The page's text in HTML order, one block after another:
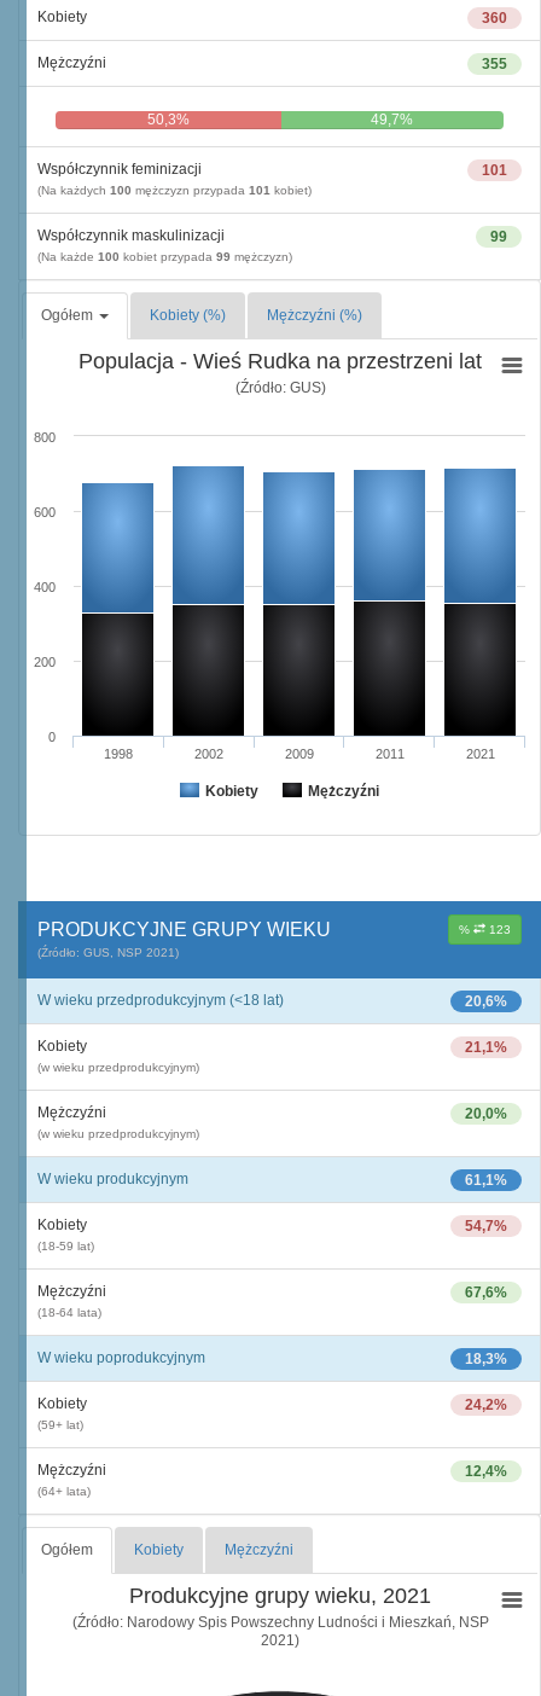
360
Kobiety
355
Mężczyźni
50,3% 49,7%
101
Współczynnik feminizacji
(Na każdych 100 mężczyzn przypada 101 kobiet)
99
Współczynnik maskulinizacji
(Na każde 100 kobiet przypada 99 mężczyzn)
Ogółem Kobiety (%) Mężczyźni (%)
Populacja - Wieś Rudka na przestrzeni lat
(Źródło: GUS)
Kobiety Mężczyźni
1998 2002 2009 2011 2021
0
200
400
600
800
% 123
PRODUKCYJNE GRUPY WIEKU
(Źródło: GUS, NSP 2021)
20,6%
W wieku przedprodukcyjnym (<18 lat)
21,1%
Kobiety
(w wieku przedprodukcyjnym)
20,0%
Mężczyźni
(w wieku przedprodukcyjnym)
61,1%
W wieku produkcyjnym
54,7%
Kobiety
(18-59 lat)
67,6%
Mężczyźni
(18-64 lata)
18,3%
W wieku poprodukcyjnym
24,2%
Kobiety
(59+ lat)
12,4%
Mężczyźni
(64+ lata)
Ogółem Kobiety Mężczyźni
Produkcyjne grupy wieku, 2021
(Źródło: Narodowy Spis Powszechny Ludności i Mieszkań, NSP
2021)